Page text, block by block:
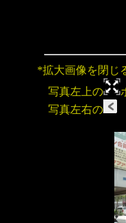
*拡大画像を閉じ
写真左上の
写真左右の